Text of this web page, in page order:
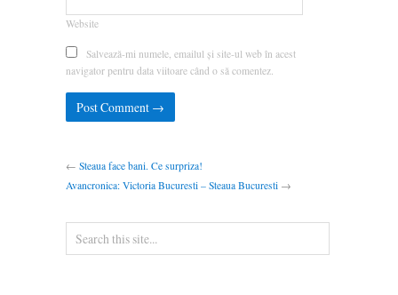
Website
Salvează-mi numele, emailul și site-ul web în acest
navigator pentru data viitoare când o să comentez.
← Steaua face bani. Ce surpriza!
Avancronica: Victoria Bucuresti – Steaua Bucuresti →